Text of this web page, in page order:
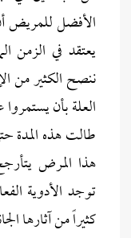
الأفضل للمريض
يعتقد في الزمن
ننصح الكثير من
العلة بأن
طالت هذه المدة
هذا المرض
توجد الأدوية
كثيراً من آثارها